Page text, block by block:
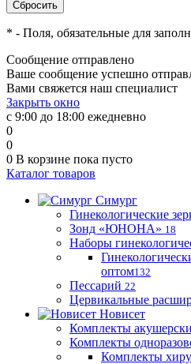
* - Поля, обязательные для
Сообщение отправлено
Ваше сообщение успешно
Вами свяжется наш специалист
Закрыть окно
с 9:00 до 18:00 ежедневно
0
0
0 В корзине пока пусто
Каталог товаров
Симург
Гинекологические
Зонд «ЮНОНА» 18
Наборы
оптом132
Пессарий 22
Цервикальные
Новисет
Комплекты
Комплекты
Комплекты